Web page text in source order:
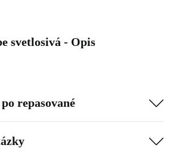
svetlosivá - Opis
repasované